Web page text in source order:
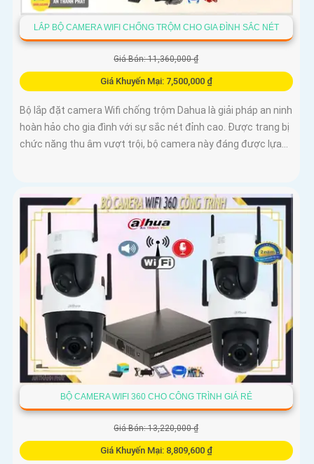
LẮP BỘ CAMERA WIFI CHỐNG TRỘM CHO GIA ĐÌNH SẮC NÉT
Giá Bán: 11,360,000 ₫
Giá Khuyến Mại: 7,500,000 ₫
Bộ lắp đặt camera Wifi chống trộm Dahua là giải pháp an ninh
hoàn hảo cho gia đình với sự sắc nét đỉnh cao. Được trang bị
chức năng thu âm vượt trội, bộ camera này đáng được lựa...
BỘ CAMERA WIFI 360 CHO CÔNG TRÌNH GIÁ RẺ
Giá Bán: 13,220,000 ₫
Giá Khuyến Mại: 8,809,600 ₫